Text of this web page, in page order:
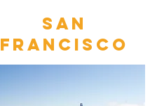
san
francisco